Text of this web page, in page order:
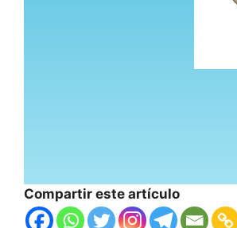
Compartir este artículo